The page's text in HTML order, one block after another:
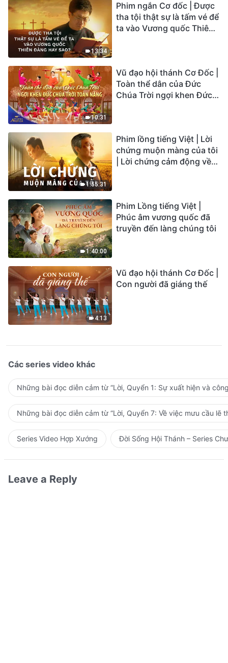
13:34
Phim ngắn Cơ đốc | Được
tha tội thật sự là tấm vé để
ta vào Vương quốc Thiên
10:31
Vũ đạo hội thánh Cơ Đốc |
Toàn thể dân của Đức
Chúa Trời ngợi khen Đức
1:55:31
Phim lồng tiếng Việt | Lời
chứng muộn màng của tôi
| Lời chứng cảm động về
1:40:00
Phim Lồng tiếng Việt |
Phúc âm vương quốc đã
truyền đến làng chúng tôi
4:13
Vũ đạo hội thánh Cơ Đốc |
Con người đã giáng thế
Các series video khác
Những bài đọc diễn cảm từ “Lời, Quyển 1: Sự xuất hiện và
Những bài đọc diễn cảm từ “Lời, Quyển 7: Về việc mưu cầu lẽ
Series Video Hợp Xướng Đời Sống Hội Thánh – Series
Leave a Reply